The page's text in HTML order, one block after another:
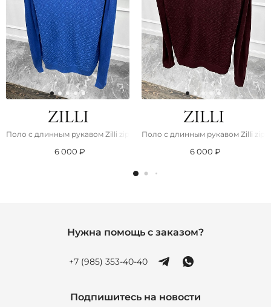
Поло с длинным рукавом Zilli zip-up - Blue
6 000 ₽
Поло с длинным рукавом Zilli
6 000 ₽
Нужна помощь с заказом?
+7 (985) 353-40-40
Подпишитесь на новости